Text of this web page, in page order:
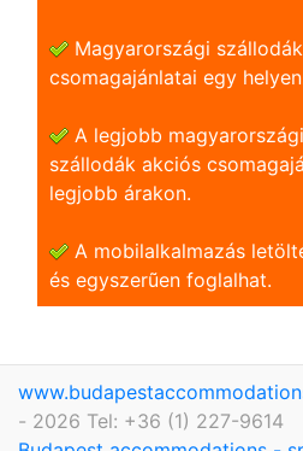
Magyarországi
csomagajánlatai egy
A legjobb
szállodák akciós
legjobb árakon.
A mobilalkalmazás
és egyszerũen foglalhat.
- 2026 Tel: +36 (1) 227-9614